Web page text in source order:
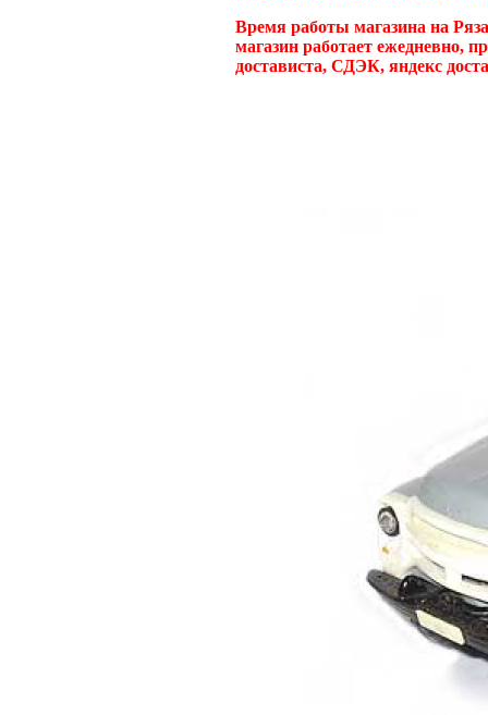
Время работы магазина на
магазин работает ежедневно,
достависта, СДЭК, яндекс